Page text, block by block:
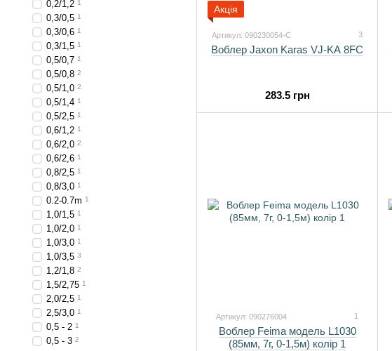
Акція
Артикул: 090230054-C 3
Воблер Jaxon Karas VJ-KA 8FC
283.5 грн
Артикул: 090276004 1
Воблер Feima модель L1030
(85мм, 7г, 0-1,5м) колір 1
0,2/1,2 1
0,3/0,5 1
0,3/0,6 1
0,3/1,5 1
0,5/0,7 1
0,5/0,8 2
0,5/1,0 2
0,5/1,4 1
0,5/2,5 1
0,6/1,2 1
0,6/2,0 2
0,6/2,6 1
0,8/2,5 1
0,8/3,0 1
0.2-0.7m 1
1,0/1,5 1
1,0/2,0 1
1,0/3,0 1
1,0/3,5 3
1,2/1,8 2
1,5/2,75 1
2,0/2,5 1
2,5/3,0 1
0,5 - 2 1
0,5 - 3 2